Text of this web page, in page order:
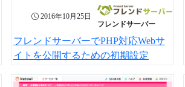
2016年10月25日
フレンドサーバー
フレンドサーバーでPHP対応Webサ
イトを公開するための初期設定